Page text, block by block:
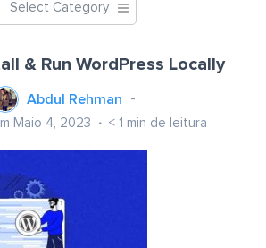
Select Category
& Run WordPress Locally
Abdul Rehman
Maio 4, 2023 < 1 min de leitura